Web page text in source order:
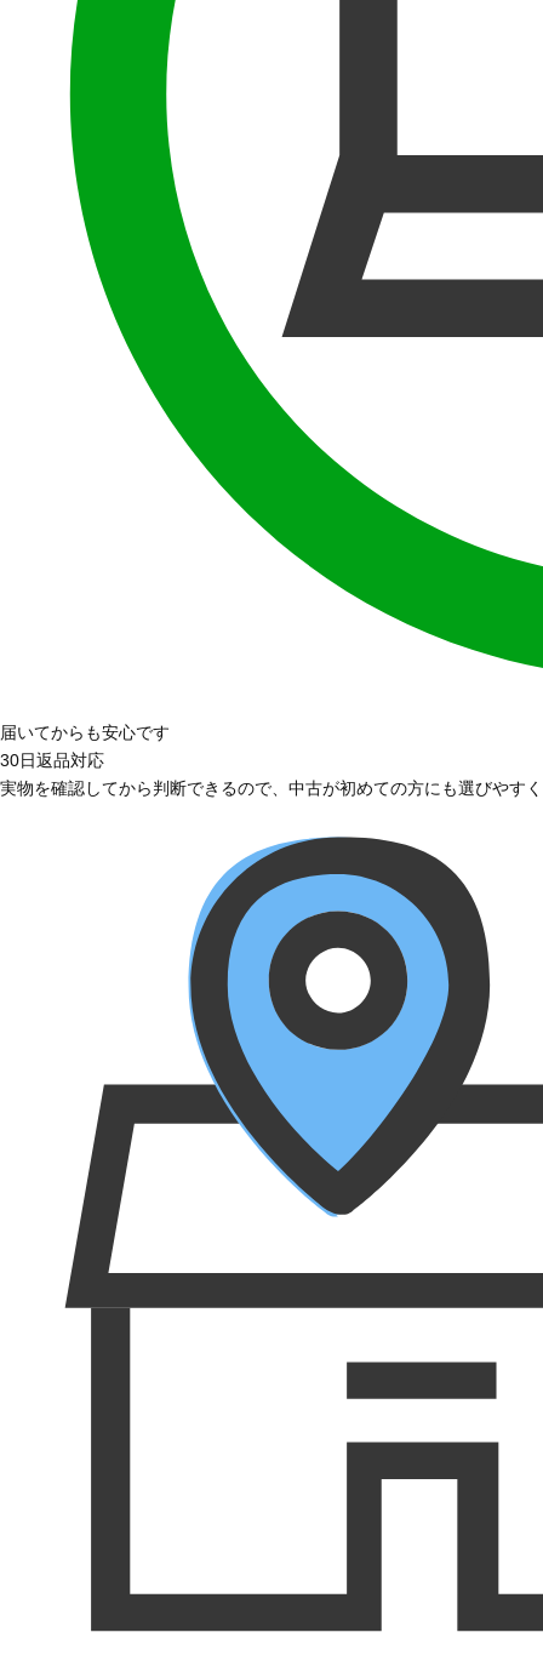
届いてからも安心です
30日返品対応
実物を確認してから判断できるので、中古が初めての方にも選びやす